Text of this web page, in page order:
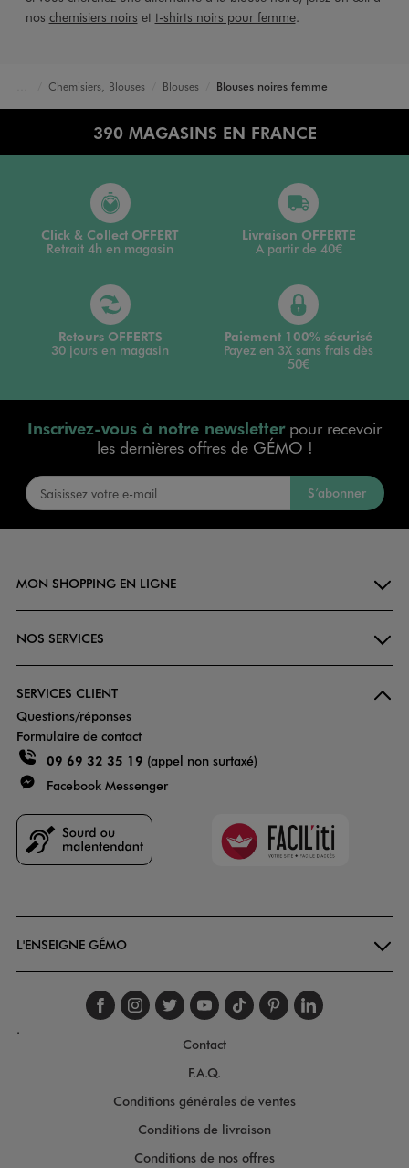
nos chemisiers noirs et t-shirts noirs pour femme.
Accueil
FemmeChemisiers, Blouses Blouses Blouses noires femme
390 MAGASINS EN FRANCE
Click & Collect OFFERT
Retrait 4h en magasin
Livraison OFFERTE
A partir de 40€
Retours OFFERTS
30 jours en magasin
Paiement 100% sécurisé
Payez en 3X sans frais dès
50€
Inscrivez-vous à notre newsletterpour recevoir
les dernières offres de GÉMO !
S’abonner
MON SHOPPING EN LIGNE
NOS SERVICES
SERVICES CLIENT
Questions/réponses
Formulaire de contact
09 69 32 35 19 (appel non surtaxé)
Facebook Messenger
Faciliti
L'ENSEIGNE GÉMO
Suivez-nous sur
Suivez-nous sur
Suivez-nous sur
Suivez-nous
Suivez-nous
Suivez-
.
Contact
F.A.Q.
Conditions générales de ventes
Conditions de livraison
Conditions de nos offres